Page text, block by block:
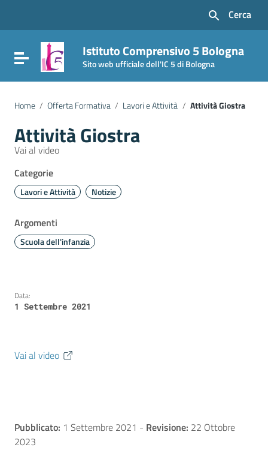
Vai al footer
Cerca
Attiva / disattiva la navigazione
Istituto Comprensivo 5 Bologna
Sito web ufficiale dell'IC 5 di Bologna
Home / Offerta Formativa / Lavori e Attività / Attività Giostra
Attività Giostra
Vai al video
Categorie
Lavori e Attività Notizie
Argomenti
Scuola dell'infanzia
Data:
1 Settembre 2021
Vai al video
Pubblicato: 1 Settembre 2021 - Revisione: 22 Ottobre
2023